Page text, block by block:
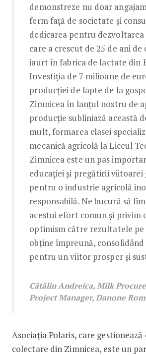
demonstreze nu doar
ferm față de societate și
dedicarea pentru
care a crescut de 25 de ani
iaurt în fabrica de lactate din
Investiția de 7 milioane de
producției de lapte de la
Zimnicea în lanțul nostru de
producție subliniază această
mult, formarea clasei
mecanică agricolă la Liceul
Zimnicea este un pas
educației și pregătirii viitoarei
pentru o industrie agricolă
responsabilă. Ne bucură să
acestui efort comun și privim
optimism către rezultatele pe
obține împreună,
pentru un viitor prosper și
Cătălin Andreica, Milk
Project Manager, Danone
Asociația Polaris, care
colectare din Zimnicea, este un